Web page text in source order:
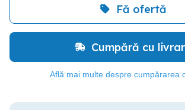
Fă ofertă
Cumpără cu
Află mai multe despre cumpărarea